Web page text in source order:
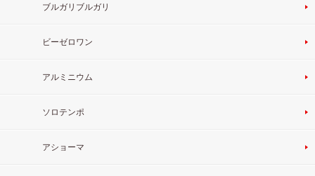
ブルガリブルガリ
ビーゼロワン
アルミニウム
ソロテンポ
アショーマ